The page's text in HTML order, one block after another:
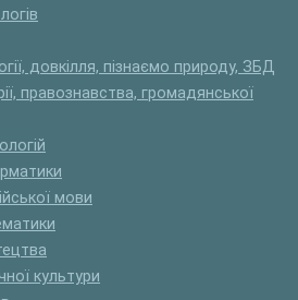
довкілля, пізнаємо природу, ЗБД
правознавства, громадянської
мови
культури